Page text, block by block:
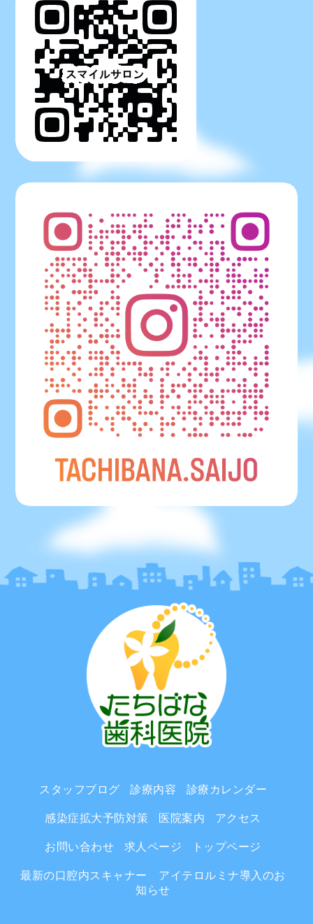
スタッフブログ 診療内容 診療カレンダー
感染症拡大予防対策 医院案内 アクセス
お問い合わせ 求人ページ トップページ
最新の口腔内スキャナー アイテロルミナ導入のお
知らせ